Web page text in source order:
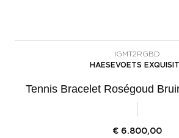
IGMT2RGBD
HAESEVOETS
Tennis Bracelet Roségoud
€ 6.800,00